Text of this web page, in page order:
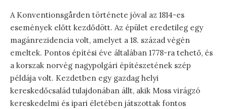
A Konventionsgården története jóval az 1814-es
események előtt kezdődött. Az épület eredetileg egy
magánrezidencia volt, amelyet a 18. század végén
emeltek. Pontos építési éve általában 1778-ra tehető, és
a korszak norvég nagypolgári építészetének szép
példája volt. Kezdetben egy gazdag helyi
kereskedőcsalád tulajdonában állt, akik Moss virágzó
kereskedelmi és ipari életében játszottak fontos